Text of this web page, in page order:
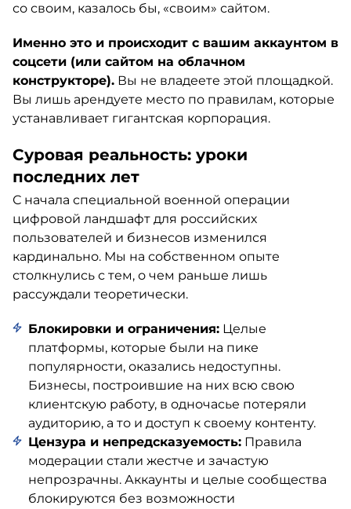
со своим, казалось бы, «своим» сайтом.
Именно это и происходит с вашим аккаунтом в
соцсети (или сайтом на облачном
конструкторе). Вы не владеете этой площадкой.
Вы лишь арендуете место по правилам, которые
устанавливает гигантская корпорация.
Суровая реальность: уроки
последних лет
С начала специальной военной операции
цифровой ландшафт для российских
пользователей и бизнесов изменился
кардинально. Мы на собственном опыте
столкнулись с тем, о чем раньше лишь
рассуждали теоретически.
Блокировки и ограничения: Целые
платформы, которые были на пике
популярности, оказались недоступны.
Бизнесы, построившие на них всю свою
клиентскую работу, в одночасье потеряли
аудиторию, а то и доступ к своему контенту.
Цензура и непредсказуемость: Правила
модерации стали жестче и зачастую
непрозрачны. Аккаунты и целые сообщества
блокируются без возможности